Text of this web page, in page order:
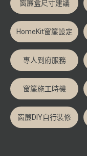
窗簾盒尺寸建議
HomeKit窗簾設定
專人到府服務
窗簾施工時機
窗簾DIY自行裝修